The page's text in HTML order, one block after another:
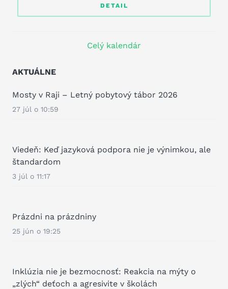
DETAIL
Celý kalendár
AKTUÁLNE
Mosty v Raji – Letný pobytový tábor 2026
27 júl o 10:59
Viedeň: Keď jazyková podpora nie je výnimkou, ale
štandardom
3 júl o 11:17
Prázdni na prázdniny
25 jún o 19:25
Inklúzia nie je bezmocnosť: Reakcia na mýty o
„zlých“ deťoch a agresivite v školách